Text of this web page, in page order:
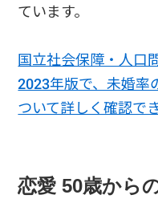
ています。
国立社会保障・人口
2023年版で、未婚率
ついて詳しく確認でき
恋愛 50歳から